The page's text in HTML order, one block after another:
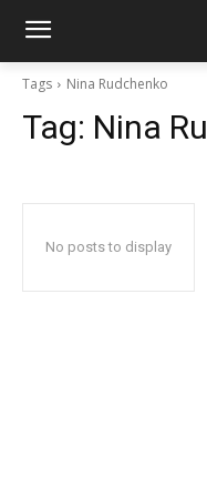
Tags Nina Rudchenko
Tag: Nina
No posts to display